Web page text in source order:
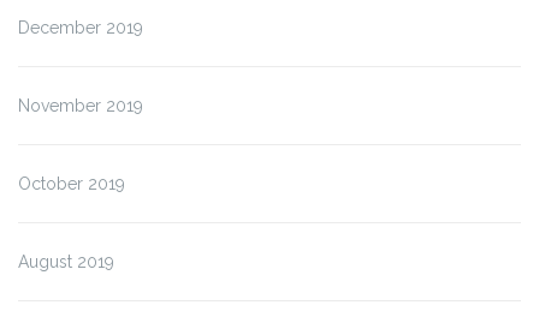
December 2019
November 2019
October 2019
August 2019